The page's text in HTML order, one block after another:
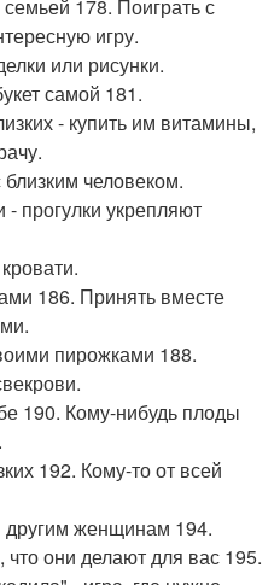
178. Поиграть с
игру.
или рисунки.
самой 181.
- купить им витамины,
человеком.
- прогулки укрепляют
186. Принять вместе
пирожками 188.
190. Кому-нибудь плоды
192. Кому-то от всей
другим женщинам 194.
что они делают для вас 195.